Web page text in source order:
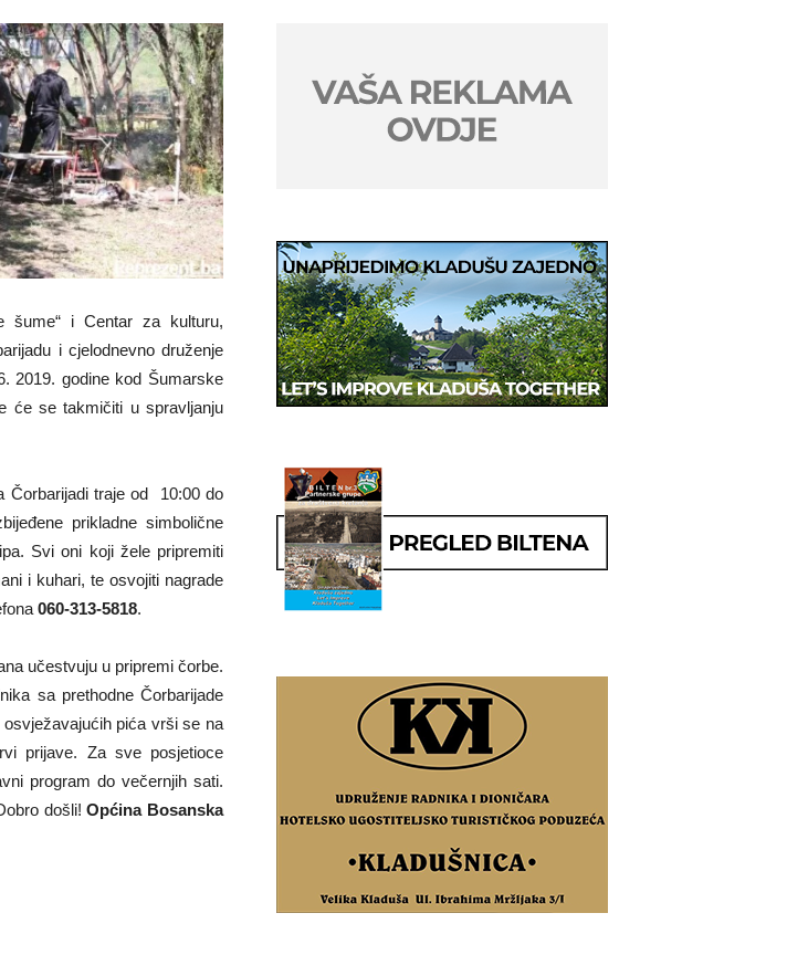
šume“ i Centar za kulturu,
i cjelodnevno druženje
2019. godine kod Šumarske
će se takmičiti u spravljanju
Čorbarijadi traje od 10:00 do
prikladne simbolične
Svi oni koji žele pripremiti
i kuhari, te osvojiti nagrade
060-313-5818.
učestvuju u pripremi čorbe.
sa prethodne Čorbarijade
pića vrši se na
prijave. Za sve posjetioce
program do večernjih sati.
došli!Općina Bosanska